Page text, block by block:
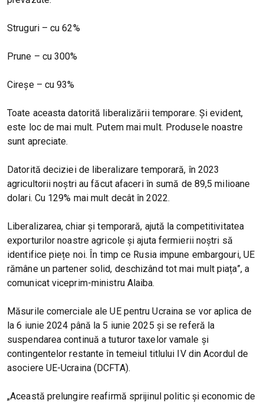
Struguri – cu 62%
Prune – cu 300%
Cireșe – cu 93%
Toate aceasta datorită liberalizării temporare. Și evident,
este loc de mai mult. Putem mai mult. Produsele noastre
sunt apreciate.
Datorită deciziei de liberalizare temporară, în 2023
agricultorii noștri au făcut afaceri în sumă de 89,5 milioane
dolari. Cu 129% mai mult decât în 2022.
Liberalizarea, chiar și temporară, ajută la competitivitatea
exporturilor noastre agricole și ajuta fermierii noștri să
identifice piețe noi. În timp ce Rusia impune embargouri, UE
rămâne un partener solid, deschizând tot mai mult piața”, a
comunicat viceprim-ministru Alaiba.
Măsurile comerciale ale UE pentru Ucraina se vor aplica de
la 6 iunie 2024 până la 5 iunie 2025 și se referă la
suspendarea continuă a tuturor taxelor vamale și
contingentelor restante în temeiul titlului IV din Acordul de
asociere UE-Ucraina (DCFTA).
„Această prelungire reafirmă sprijinul politic și economic de